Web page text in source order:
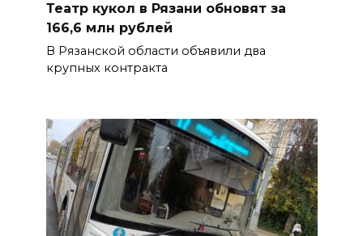
Театр кукол в Рязани обновят за
166,6 млн рублей
В Рязанской области объявили два
крупных контракта